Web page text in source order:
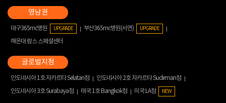
대구365mc병원 UPGRADE 부산365mc병원(서면) UPGRADE
해운대 람스 스페셜센터
인도네시아 1호 자카르타 Selatan점
인도네시아 2호 자카르타 Sudirman점
인도네시아 3호 Surabaya점
태국 1호 Bangkok점 미국 LA점 NEW